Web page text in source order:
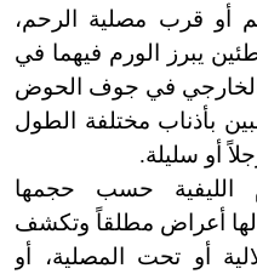
أو قرب مصلية الرحم،
يبرز الورم فيهما في
في جوف الحوض
بأذناب مختلفة الطول
أو سليلة.
الليفية حسب حجمها
لها أعراض مطلقاً وتكشف
أو تحت المصلية، أو